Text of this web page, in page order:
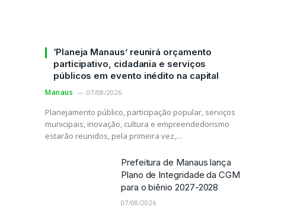
‘Planeja Manaus’ reunirá orçamento
participativo, cidadania e serviços
públicos em evento inédito na capital
Manaus 07/08/2026
Planejamento público, participação popular, serviços
municipais, inovação, cultura e empreendedorismo
estarão reunidos, pela primeira vez,…
Prefeitura de Manaus lança
Plano de Integridade da CGM
para o biênio 2027-2028
07/08/2026